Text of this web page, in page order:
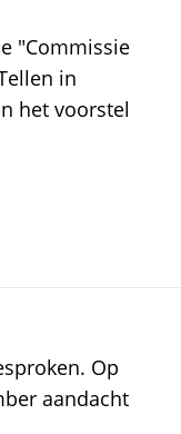
"Commissie
in
het voorstel
Op
aandacht